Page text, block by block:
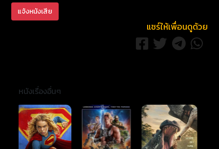
แจ้งหนังเสีย
แชร์ให้เพื่อนดูด้วย
หนังเรื่องอื่นๆ